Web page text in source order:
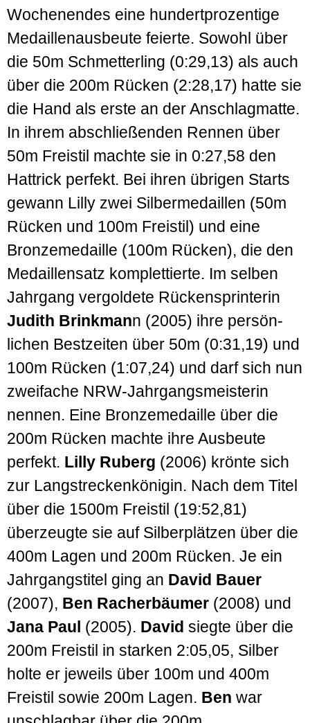
Wochen­endes eine hundert­prozentige
Medaillen­ausbeute feierte. Sowohl über
die 50m Schmetterling (0:29,13) als auch
über die 200m Rücken (2:28,17) hatte sie
die Hand als erste an der Anschlag­matte.
In ihrem abschließenden Rennen über
50m Freistil machte sie in 0:27,58 den
Hattrick perfekt. Bei ihren übrigen Starts
gewann Lilly zwei Silber­medaillen (50m
Rücken und 100m Freistil) und eine
Bronze­medaille (100m Rücken), die den
Medaillen­satz komplettierte. Im selben
Jahrgang vergoldete Rückensprinterin
Judith Brinkmann (2005) ihre persön­
lichen Best­zeiten über 50m (0:31,19) und
100m Rücken (1:07,24) und darf sich nun
zwei­fache NRW-Jahrgangs­meisterin
nennen. Eine Bronze­medaille über die
200m Rücken machte ihre Aus­beute
perfekt. Lilly Ruberg (2006) krönte sich
zur Lang­strecken­königin. Nach dem Titel
über die 1500m Freistil (19:52,81)
überzeugte sie auf Silber­plätzen über die
400m Lagen und 200m Rücken. Je ein
Jahrgangs­titel ging an David Bauer
(2007), Ben Racher­bäumer (2008) und
Jana Paul (2005). David siegte über die
200m Freistil in starken 2:05,05, Silber
holte er jeweils über 100m und 400m
Freistil sowie 200m Lagen. Ben war